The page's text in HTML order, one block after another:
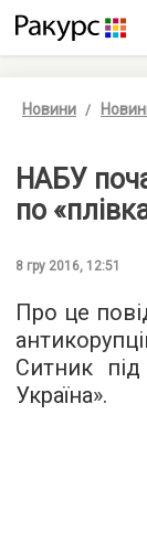
Новини
НАБУ
по
8 гру 2016, 12:51
Про це
Ситник
Україна».